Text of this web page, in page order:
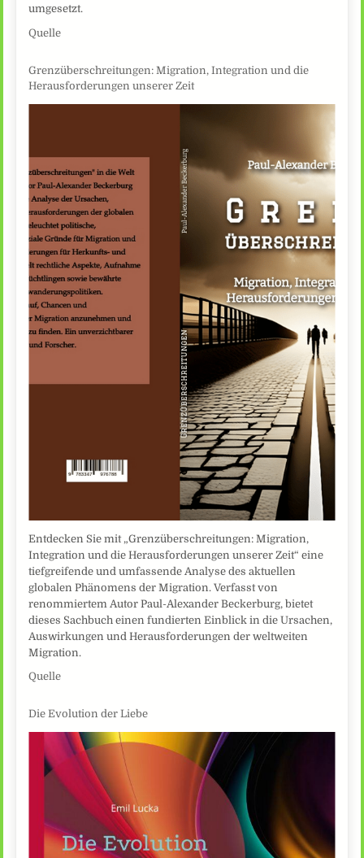
umgesetzt.
Quelle
Grenzüberschreitungen: Migration, Integration und die
Herausforderungen unserer Zeit
Entdecken Sie mit „Grenzüberschreitungen: Migration,
Integration und die Herausforderungen unserer Zeit“ eine
tiefgreifende und umfassende Analyse des aktuellen
globalen Phänomens der Migration. Verfasst von
renommiertem Autor Paul-Alexander Beckerburg, bietet
dieses Sachbuch einen fundierten Einblick in die Ursachen,
Auswirkungen und Herausforderungen der weltweiten
Migration.
Quelle
Die Evolution der Liebe